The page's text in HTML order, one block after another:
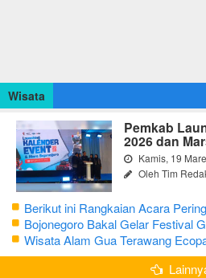
Wisata
Pemkab
2026 dan
Kamis, 19
Oleh Tim
Berikut ini Rangkaian Acara
Ke-348 Tahun 2025
Bojonegoro Bakal Gelar Festival
Wisata Alam Gua Terawang
Menarik